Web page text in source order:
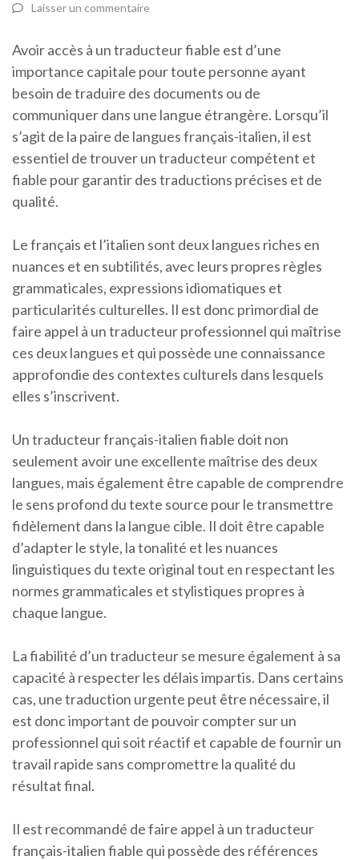
Laisser un commentaire
Avoir accès à un traducteur fiable est d’une
importance capitale pour toute personne ayant
besoin de traduire des documents ou de
communiquer dans une langue étrangère. Lorsqu’il
s’agit de la paire de langues français-italien, il est
essentiel de trouver un traducteur compétent et
fiable pour garantir des traductions précises et de
qualité.
Le français et l’italien sont deux langues riches en
nuances et en subtilités, avec leurs propres règles
grammaticales, expressions idiomatiques et
particularités culturelles. Il est donc primordial de
faire appel à un traducteur professionnel qui maîtrise
ces deux langues et qui possède une connaissance
approfondie des contextes culturels dans lesquels
elles s’inscrivent.
Un traducteur français-italien fiable doit non
seulement avoir une excellente maîtrise des deux
langues, mais également être capable de comprendre
le sens profond du texte source pour le transmettre
fidèlement dans la langue cible. Il doit être capable
d’adapter le style, la tonalité et les nuances
linguistiques du texte original tout en respectant les
normes grammaticales et stylistiques propres à
chaque langue.
La fiabilité d’un traducteur se mesure également à sa
capacité à respecter les délais impartis. Dans certains
cas, une traduction urgente peut être nécessaire, il
est donc important de pouvoir compter sur un
professionnel qui soit réactif et capable de fournir un
travail rapide sans compromettre la qualité du
résultat final.
Il est recommandé de faire appel à un traducteur
français-italien fiable qui possède des références